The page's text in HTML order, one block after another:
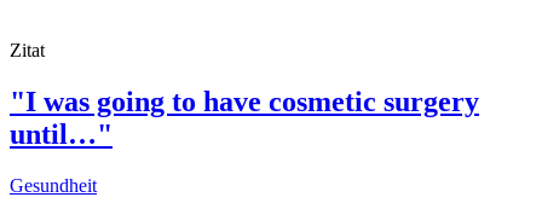
Zitat
"I was going to have cosmetic surgery
until…"
Gesundheit